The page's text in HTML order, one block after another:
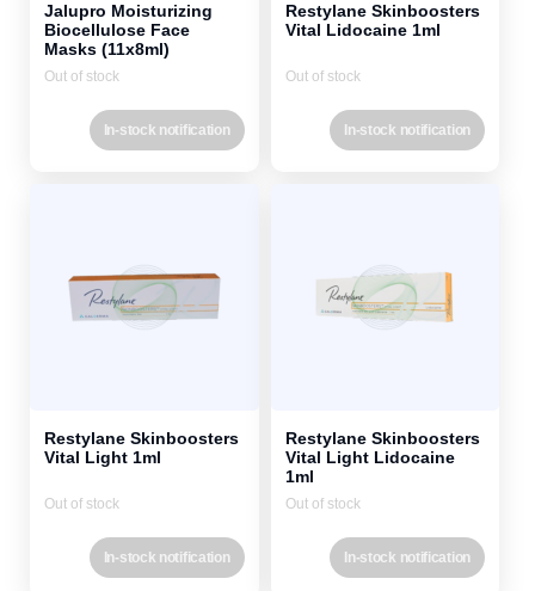
Jalupro Moisturizing
Biocellulose Face
Masks (11x8ml)
Out of stock
In-stock notification
Restylane Skinboosters
Vital Lidocaine 1ml
Out of stock
In-stock notification
Restylane Skinboosters
Vital Light 1ml
Out of stock
In-stock notification
Restylane Skinboosters
Vital Light Lidocaine
1ml
Out of stock
In-stock notification